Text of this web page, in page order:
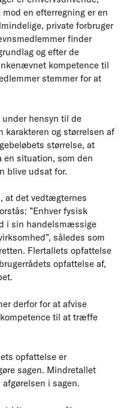
en efterregning er en
private forbruger
finder
og efter de
kompetence til
stemmer for at
hensyn til de
karakteren og størrelsen af
størrelse, at
en situation, som den
blive udsat for.
at det vedtægternes
”Enhver fysisk
i sin handelsmæssige
således som
Flertallets opfattelse
opfattelse af,
derfor for at afvise
til at træffe
opfattelse er
sagen. Mindretallet
i sagen.